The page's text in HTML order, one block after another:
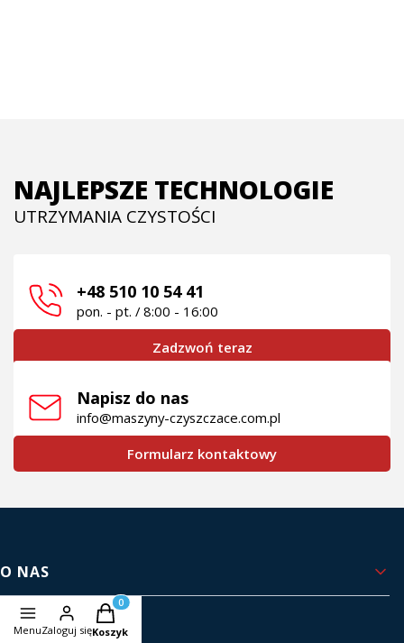
NAJLEPSZE TECHNOLOGIE
UTRZYMANIA CZYSTOŚCI
+48 510 10 54 41
pon. - pt. / 8:00 - 16:00
Zadzwoń teraz
Napisz do nas
info@maszyny-czyszczace.com.pl
Formularz kontaktowy
Linki w stopce
O NAS
Kontakt i dane firmy
MenuZaloguj się
Produkty w koszyku: 0. Zobacz szczegóły
Koszyk